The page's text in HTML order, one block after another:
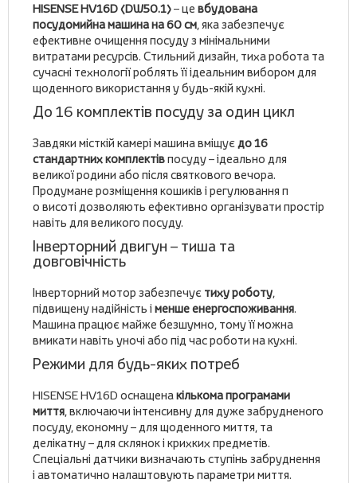
HISENSE HV16D (DW50.1)– це вбудована
посудомийна машина на 60 см, яка забезпечує
ефективне очищення посуду з мінімальними
витратами ресурсів. Стильний дизайн, тиха робота та
сучасні технології роблять її ідеальним вибором для
щоденного використання у будь-якій кухні.
До 16 комплектів посуду за один цикл
Завдяки місткій камері машина вміщуєдо 16
стандартних комплектівпосуду – ідеально для
великої родини або після святкового вечора.
Продумане розміщення кошиків і регулювання п
о висоті дозволяють ефективно організувати простір
навіть для великого посуду.
Інверторний двигун – тиша та
довговічність
Інверторний мотор забезпечує тиху роботу,
підвищену надійність і менше енергоспоживання.
Машина працює майже безшумно, тому її можна
вмикати навіть уночі або під час роботи на кухні.
Режими для будь-яких потреб
HISENSE HV16D оснащенакількома програмами
миття, включаючи інтенсивну для дуже забрудненого
посуду, економну – для щоденного миття, та
делікатну – для склянок і крихких предметів.
Спеціальні датчики визначають ступінь забруднення
і автоматично налаштовують параметри миття.